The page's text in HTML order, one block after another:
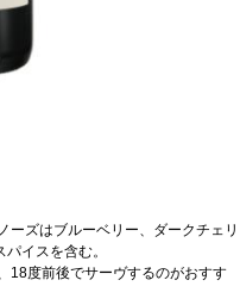
ーズはブルーベリー、ダークチェリ
イスを含む。
18度前後でサーヴするのがおすす